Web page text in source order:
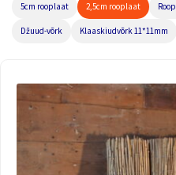
5cm rooplaat 2,5cm rooplaat
Džuud-võrk Klaaskiudvõrk 11*11mm